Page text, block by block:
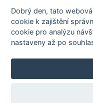
Blog
realitní články
Dobrý den, tato
cookie k zajištění
cookie pro analýzu
nastaveny až po